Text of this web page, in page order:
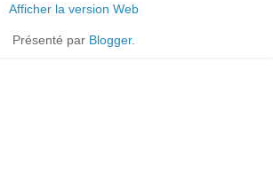
Afficher la version Web
Présenté par Blogger.